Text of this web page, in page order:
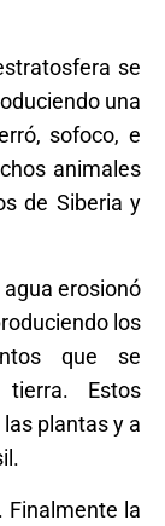
se
una
sofoco, e
animales
de Siberia y
erosionó
los
que se
Estos
plantas y a
Finalmente la